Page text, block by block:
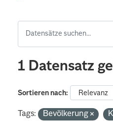
1 Datensatz
Sortieren nach
Tags: Bevölkerung